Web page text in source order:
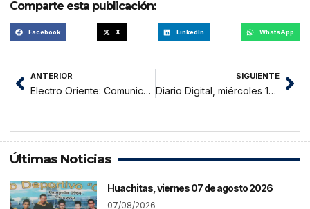
Comparte esta publicación:
Facebook X LinkedIn WhatsApp
ANTERIOR
Electro Oriente: Comunicado
SIGUIENTE
Diario Digital, miércoles 18 de enero 2023
Últimas Noticias
Huachitas, viernes 07 de agosto 2026
07/08/2026